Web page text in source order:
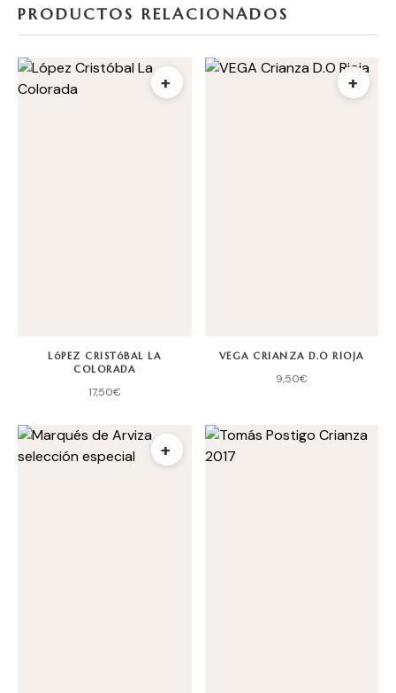
PRODUCTOS RELACIONADOS
+
LóPEZ CRISTóBAL LA
COLORADA
17,50€
+
VEGA CRIANZA D.O RIOJA
9,50€
+